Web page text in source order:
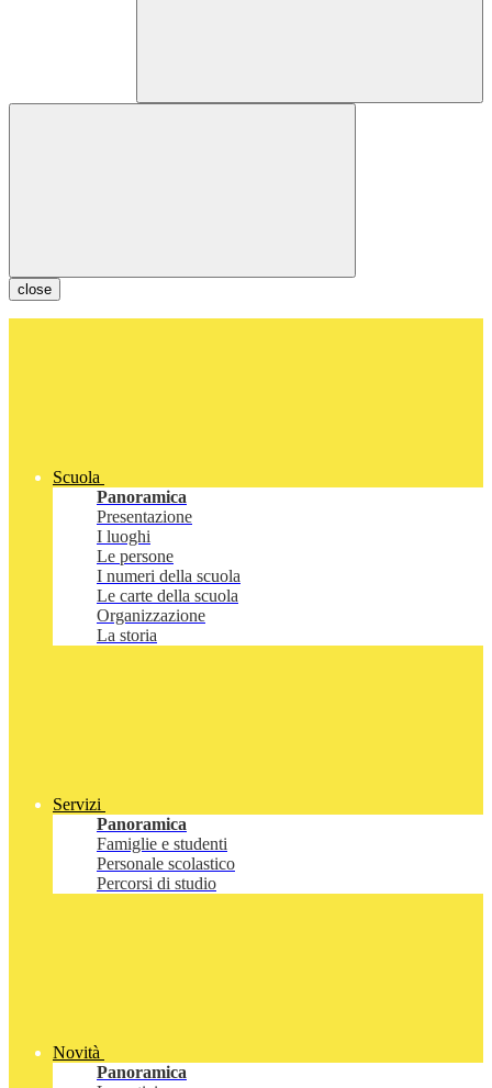
close
Scuola
Panoramica
Presentazione
I luoghi
Le persone
I numeri della scuola
Le carte della scuola
Organizzazione
La storia
Servizi
Panoramica
Famiglie e studenti
Personale scolastico
Percorsi di studio
Novità
Panoramica